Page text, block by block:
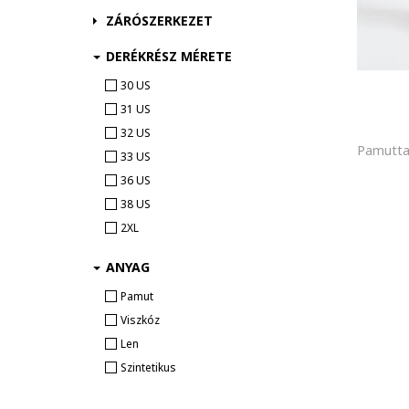
Nike
OMBRE
Pal Zileri
Puma
QS
s.Oliver
Scotch & Soda
Superdry & Co
Tatuum
The North Face
ZÁRÓSZERKEZET
DERÉKRÉSZ MÉRETE
30 US
31 US
32 US
33 US
36 US
38 US
2XL
ANYAG
Pamut
Viszkóz
Len
Szintetikus